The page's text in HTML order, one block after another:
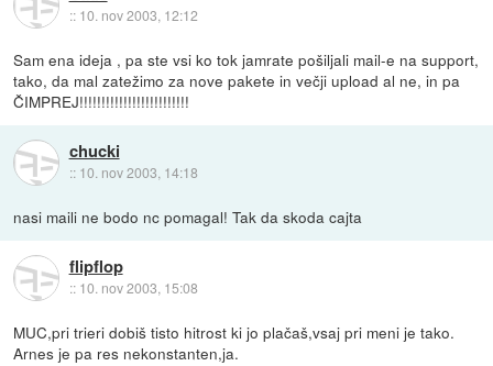
:: 10. nov 2003, 12:12
Sam ena ideja , pa ste vsi ko tok jamrate pošiljali mail-e na support,
tako, da mal zatežimo za nove pakete in večji upload al ne, in pa
ČIMPREJ!!!!!!!!!!!!!!!!!!!!!!!!!
chucki
:: 10. nov 2003, 14:18
nasi maili ne bodo nc pomagal! Tak da skoda cajta
flipflop
:: 10. nov 2003, 15:08
MUC,pri trieri dobiš tisto hitrost ki jo plačaš,vsaj pri meni je tako.
Arnes je pa res nekonstanten,ja.